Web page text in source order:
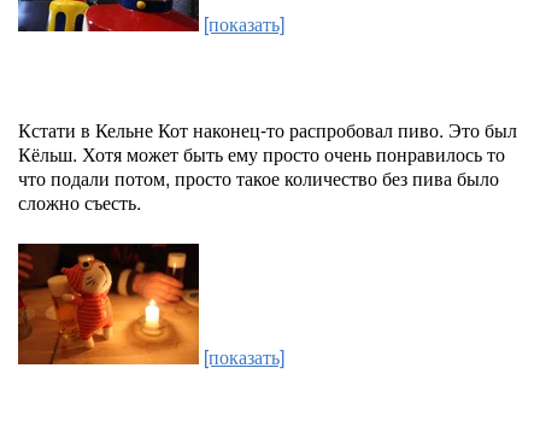
[показать]
Кстати в Кельне Кот наконец-то распробовал пиво. Это был
Кёльш. Хотя может быть ему просто очень понравилось то
что подали потом, просто такое количество без пива было
сложно съесть.
[показать]